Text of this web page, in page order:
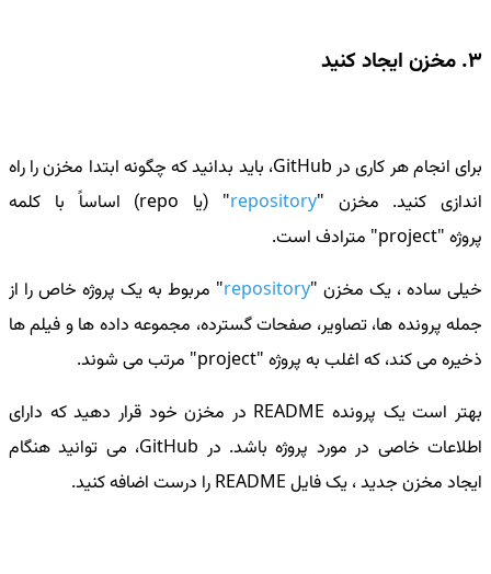
3. مخزن ایجاد کنید
برای انجام هر کاری در GitHub، باید بدانید که چگونه ابتدا مخزن را راه
اندازی کنید. مخزن "repository
"
(یا repo) اساساً با کلمه
پروژه "project" مترادف است.
خیلی ساده ، یک مخزن "repository
" مربوط به یک پروژه خاص را از
جمله پرونده ها، تصاویر، صفحات گسترده، مجموعه داده ها و فیلم ها
ذخیره می کند، که اغلب به پروژه "project" مرتب می شوند.
بهتر است یک پرونده README در مخزن خود قرار دهید که دارای
اطلاعات خاصی در مورد پروژه باشد. در GitHub، می توانید هنگام
ایجاد مخزن جدید ، یک فایل README را درست اضافه کنید.